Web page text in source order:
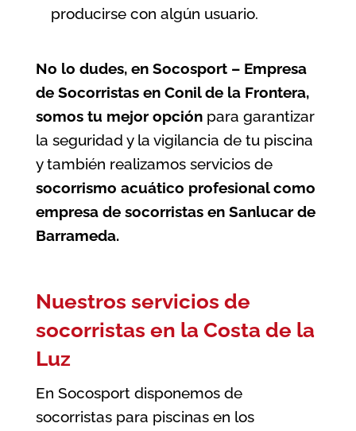
producirse con algún usuario.
No lo dudes, en Socosport – Empresa
de Socorristas en Conil de la Frontera,
somos tu mejor opción para garantizar
la seguridad y la vigilancia de tu piscina
y también realizamos servicios de
socorrismo acuático profesional como
empresa de socorristas en Sanlucar de
Barrameda.
Nuestros servicios de
socorristas en la Costa de la
Luz
En Socosport disponemos de
socorristas para piscinas en los